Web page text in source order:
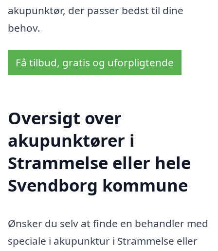
akupunktør, der passer bedst til dine
behov.
Få tilbud, gratis og uforpligtende
Oversigt over
akupunktører i
Strammelse eller hele
Svendborg kommune
Ønsker du selv at finde en behandler med
speciale i akupunktur i Strammelse eller